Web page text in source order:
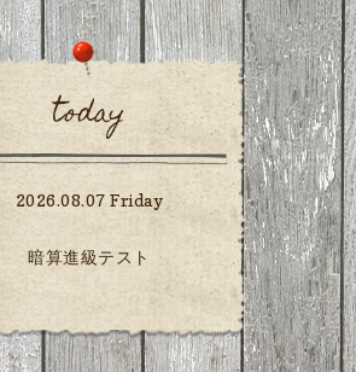
today
2026.08.07 Friday
暗算進級テスト